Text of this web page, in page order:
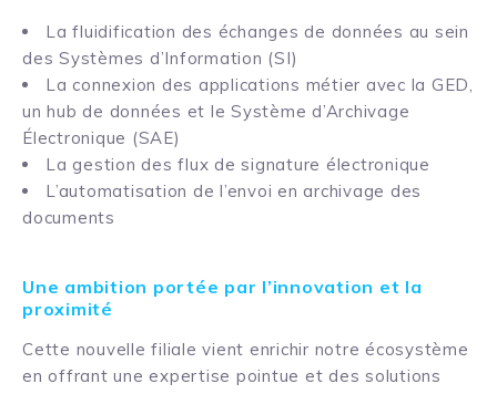
La fluidification des échanges de données au sein
des Systèmes d’Information (SI)
La connexion des applications métier avec la GED,
un hub de données et le Système d’Archivage
Électronique (SAE)
La gestion des flux de signature électronique
L’automatisation de l’envoi en archivage des
documents
Une ambition portée par l’innovation et la
proximité
Cette nouvelle filiale vient enrichir notre écosystème
en offrant une expertise pointue et des solutions